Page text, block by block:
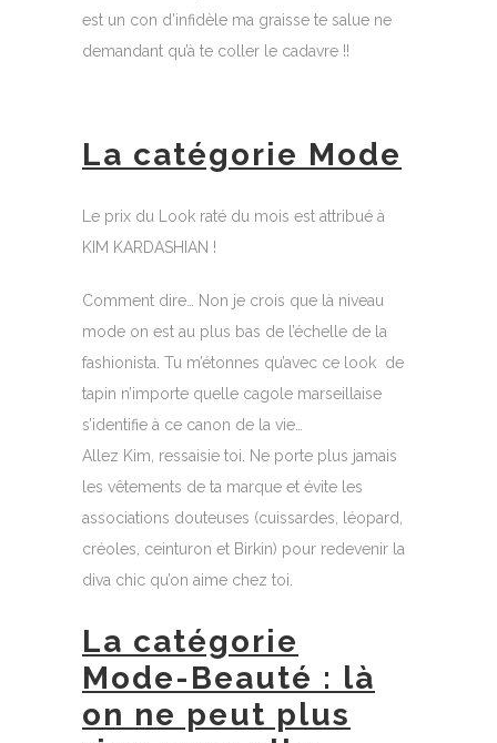
est un con d’infidèle ma graisse te salue ne
demandant qu’à te coller le cadavre !!
La catégorie Mode
Le prix du Look raté du mois est attribué à
KIM KARDASHIAN !
Comment dire… Non je crois que là niveau
mode on est au plus bas de l’échelle de la
fashionista. Tu m’étonnes qu’avec ce look de
tapin n’importe quelle cagole marseillaise
s’identifie à ce canon de la vie…
Allez Kim, ressaisie toi. Ne porte plus jamais
les vêtements de ta marque et évite les
associations douteuses (cuissardes, léopard,
créoles, ceinturon et Birkin) pour redevenir la
diva chic qu’on aime chez toi.
La catégorie
Mode-Beauté : là
on ne peut plus